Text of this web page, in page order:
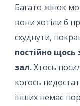
Багато жінок
вони хотіли б
схуднути,
постійно
зал.Хтось
когось
інших немає